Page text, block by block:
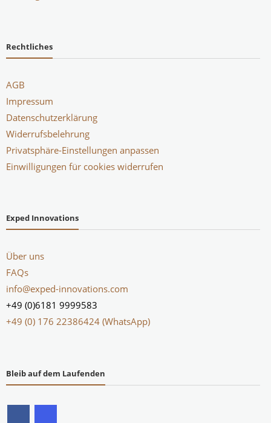
Rechtliches
AGB
Impressum
Datenschutzerklärung
Widerrufsbelehrung
Privatsphäre-Einstellungen anpassen
Einwilligungen für cookies widerrufen
Exped Innovations
Über uns
FAQs
info@exped-innovations.com
+49 (0)6181 9999583
+49 (0) 176 22386424 (WhatsApp)
Bleib auf dem Laufenden